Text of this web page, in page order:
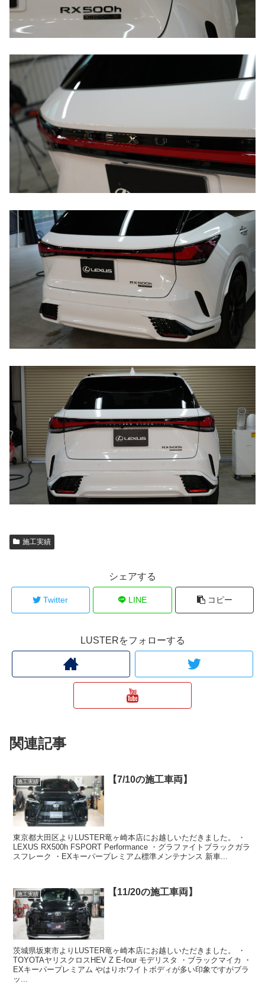
施工実績
シェアする
Twitter LINE コピー
LUSTERをフォローする
関連記事
施工実績 【7/10の施工車両】
東京都大田区よりLUSTER竜ヶ崎本店にお越しいただきました。 ・
LEXUS RX500h FSPORT Performance ・グラファイトブラックガラ
スフレーク ・EXキーパープレミアム標準メンテナンス 新車...
施工実績 【11/20の施工車両】
茨城県坂東市よりLUSTER竜ヶ崎本店にお越しいただきました。 ・
TOYOTAヤリスクロスHEV Z E-four モデリスタ ・ブラックマイカ ・
EXキーパープレミアム やはりホワイトボディが多い印象ですがブラ
ッ...